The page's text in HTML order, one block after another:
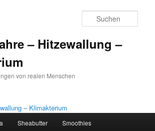
– Hitzewallung –
von realen Menschen
Sheabutter Smoothies